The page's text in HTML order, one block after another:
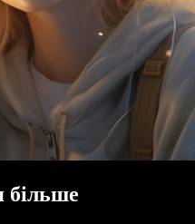
більше